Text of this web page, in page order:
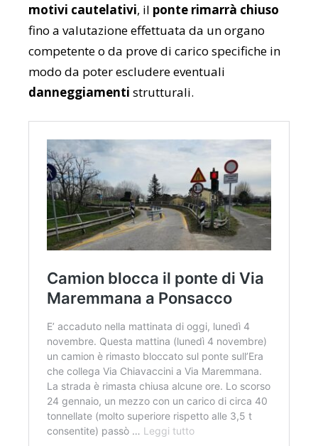
motivi cautelativi, il ponte rimarrà chiuso
fino a valutazione effettuata da un organo
competente o da prove di carico specifiche in
modo da poter escludere eventuali
danneggiamenti strutturali.